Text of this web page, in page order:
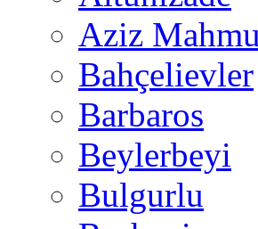
Aziz
Bahçelievler
Barbaros
Beylerbeyi
Bulgurlu